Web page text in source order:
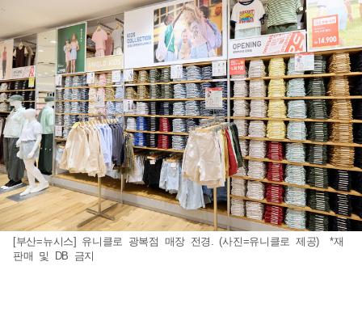
[부산=뉴시스] 유니클로 광복점 매장 전경. (사진=유니클로 제공) *재
판매 및 DB 금지